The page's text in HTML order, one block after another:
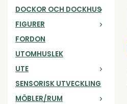
DOCKOR OCH DOCKHUS
FIGURER
FORDON
UTOMHUSLEK
UTE
SENSORISK UTVECKLING
MÖBLER/RUM